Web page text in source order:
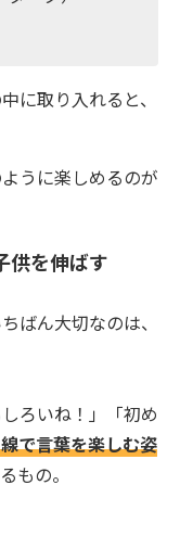
に取り入れると、
ように楽しめるのが
供を伸ばす
ばん大切なのは、
ろいね！」「初め
で言葉を楽しむ姿
もの。